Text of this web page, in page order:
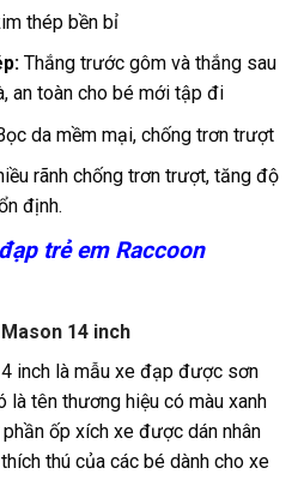
thép bền bỉ
Thắng trước gôm và thắng sau
an toàn cho bé mới tập đi
da mềm mại, chống trơn trượt
rãnh chống trơn trượt, tăng độ
định.
trẻ em Raccoon
14 inch
inch là mẫu xe đạp được sơn
là tên thương hiệu có màu xanh
ốp xích xe được dán nhân
thú của các bé dành cho xe